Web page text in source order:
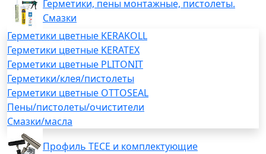
Герметики, пены монтажные, пистолеты.
Смазки
Герметики цветные KERAKOLL
Герметики цветные KERATEX
Герметики цветные PLITONIT
Герметики/клея/пистолеты
Герметики цветные OTTOSEAL
Пены/пистолеты/очистители
Смазки/масла
Профиль TECE и комплектующие